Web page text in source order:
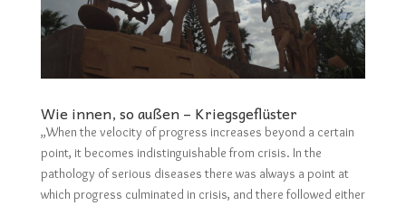
Wie innen, so außen – Kriegsgeflüster
„When the velocity of progress increases beyond a certain
point, it becomes indistinguishable from crisis. In the
pathology of serious diseases there was always a point at
which progress culminated in crisis, and there followed either